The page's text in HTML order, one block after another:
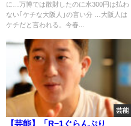
分
に…万博では散財したのに水300円は払わ
ない｢ケチな大阪人｣の言い分 …大阪人は
ケチだと言われる。今春...
芸能
【芸能】「R−1ぐらんぷり